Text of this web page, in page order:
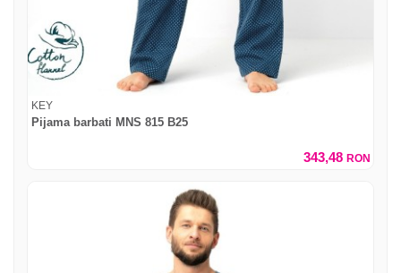
KEY
Pijama barbati MNS 815 B25
343,48 RON